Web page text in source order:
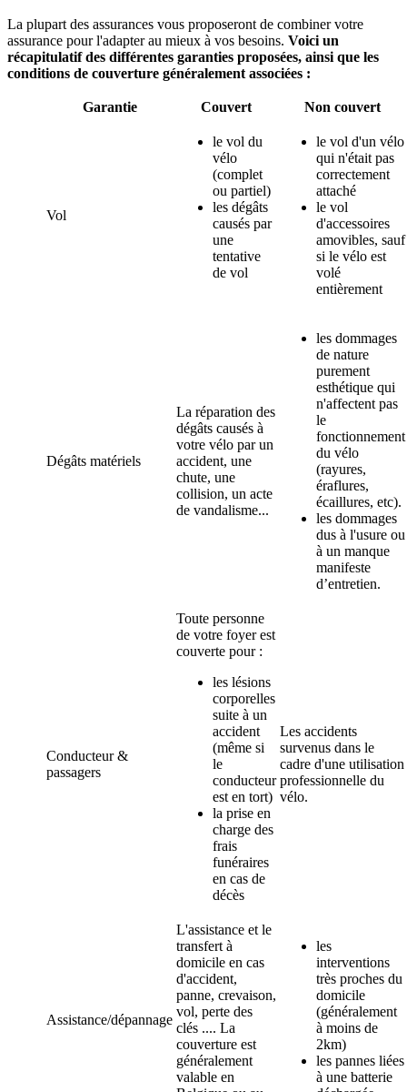
La plupart des assurances vous proposeront de combiner votre
assurance pour l'adapter au mieux à vos besoins. Voici un
récapitulatif des différentes garanties proposées, ainsi que les
conditions de couverture généralement associées :
Garantie Couvert Non couvert
Vol
le vol du
vélo
(complet
ou partiel)
les dégâts
causés par
une
tentative
de vol
le vol d'un vélo
qui n'était pas
correctement
attaché
le vol
d'accessoires
amovibles, sauf
si le vélo est
volé
entièrement
Dégâts matériels
La réparation des
dégâts causés à
votre vélo par un
accident, une
chute, une
collision, un acte
de vandalisme...
les dommages
de nature
purement
esthétique qui
n'affectent pas
le
fonctionnement
du vélo
(rayures,
éraflures,
écaillures, etc).
les dommages
dus à l'usure ou
à un manque
manifeste
d’entretien.
Conducteur &
passagers
Toute personne
de votre foyer est
couverte pour :
les lésions
corporelles
suite à un
accident
(même si
le
conducteur
est en tort)
la prise en
charge des
frais
funéraires
en cas de
décès
Les accidents
survenus dans le
cadre d'une utilisation
professionnelle du
vélo.
Assistance/dépannage
L'assistance et le
transfert à
domicile en cas
d'accident,
panne, crevaison,
vol, perte des
clés .... La
couverture est
généralement
valable en
les
interventions
très proches du
domicile
(généralement
à moins de
2km)
les pannes liées
à une batterie